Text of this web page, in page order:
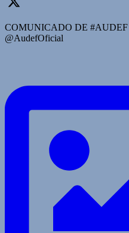
COMUNICADO DE #AUDEF
@AudefOficial